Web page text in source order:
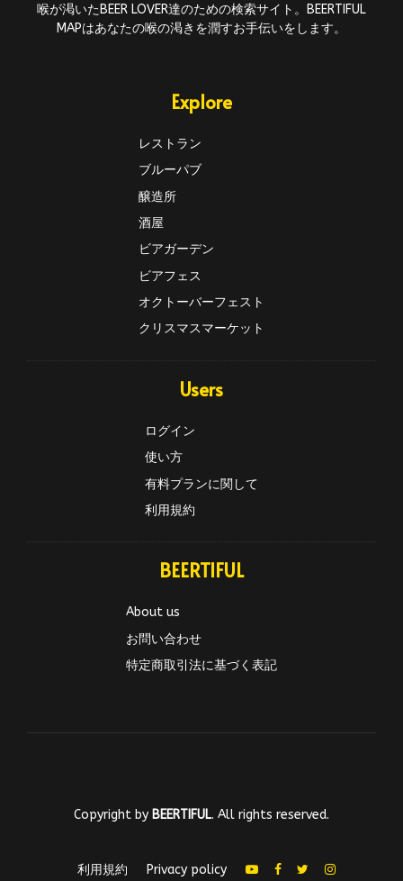
喉が渇いたBEER LOVER達のための検索サイト。BEERTIFUL
MAPはあなたの喉の渇きを潤すお手伝いをします。
Explore
レストラン
ブルーパブ
醸造所
酒屋
ビアガーデン
ビアフェス
オクトーバーフェスト
クリスマスマーケット
Users
ログイン
使い方
有料プランに関して
利用規約
BEERTIFUL
About us
お問い合わせ
特定商取引法に基づく表記
Copyright by BEERTIFUL. All rights reserved.
利用規約 Privacy policy